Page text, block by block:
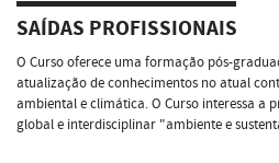
SAÍDAS PROFISSIONAIS
O Curso oferece uma formação pós-
atualização de conhecimentos no atual
ambiental e climática. O Curso interessa a
global e interdisciplinar "ambiente e